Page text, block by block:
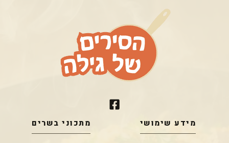
מידע שימושי מתכוני בשרים